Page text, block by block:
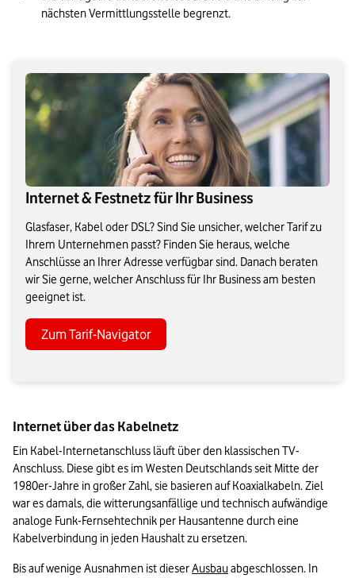
nächsten Vermittlungsstelle begrenzt.
Internet & Festnetz für Ihr Business
Glasfaser, Kabel oder DSL? Sind Sie unsicher, welcher Tarif zu
Ihrem Unternehmen passt? Finden Sie heraus, welche
Anschlüsse an Ihrer Adresse verfügbar sind. Danach beraten
wir Sie gerne, welcher Anschluss für Ihr Business am besten
geeignet ist.
Zum Tarif-Navigator
Internet über das Kabelnetz
Ein Kabel-Internetanschluss läuft über den klassischen TV-
Anschluss. Diese gibt es im Westen Deutschlands seit Mitte der
1980er-Jahre in großer Zahl, sie basieren auf Koaxialkabeln. Ziel
war es damals, die witterungsanfällige und technisch aufwändige
analoge Funk-Fernsehtechnik per Hausantenne durch eine
Kabelverbindung in jeden Haushalt zu ersetzen.
Bis auf wenige Ausnahmen ist dieser Ausbau abgeschlossen. In